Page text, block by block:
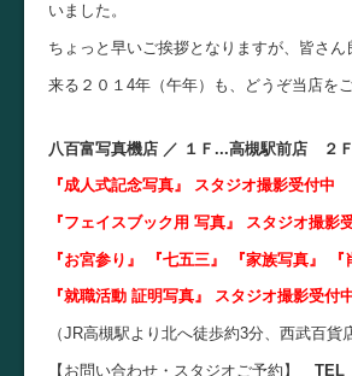
いました。
ちょっと早いご挨拶となりますが、皆さん
来る２０１4年（午年）も、どうぞ当店を
八百富写真機店 ／ １Ｆ...高槻駅前店 ２
『成人式記念写真』
スタジオ撮影受付中
『フェイスブック用 写真』 スタジオ撮影
『お宮参り』 『七五三』 『家族写真』 『
『就職活動 証明写真』 スタジオ撮影受付
（JR高槻駅より北へ徒歩約3分、西武百貨
【お問い合わせ・スタジオご予約】 TEL